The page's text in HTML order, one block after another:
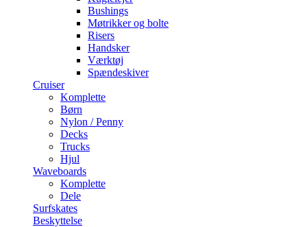
Bushings
Møtrikker og bolte
Risers
Handsker
Værktøj
Spændeskiver
Cruiser
Komplette
Børn
Nylon / Penny
Decks
Trucks
Hjul
Waveboards
Komplette
Dele
Surfskates
Beskyttelse